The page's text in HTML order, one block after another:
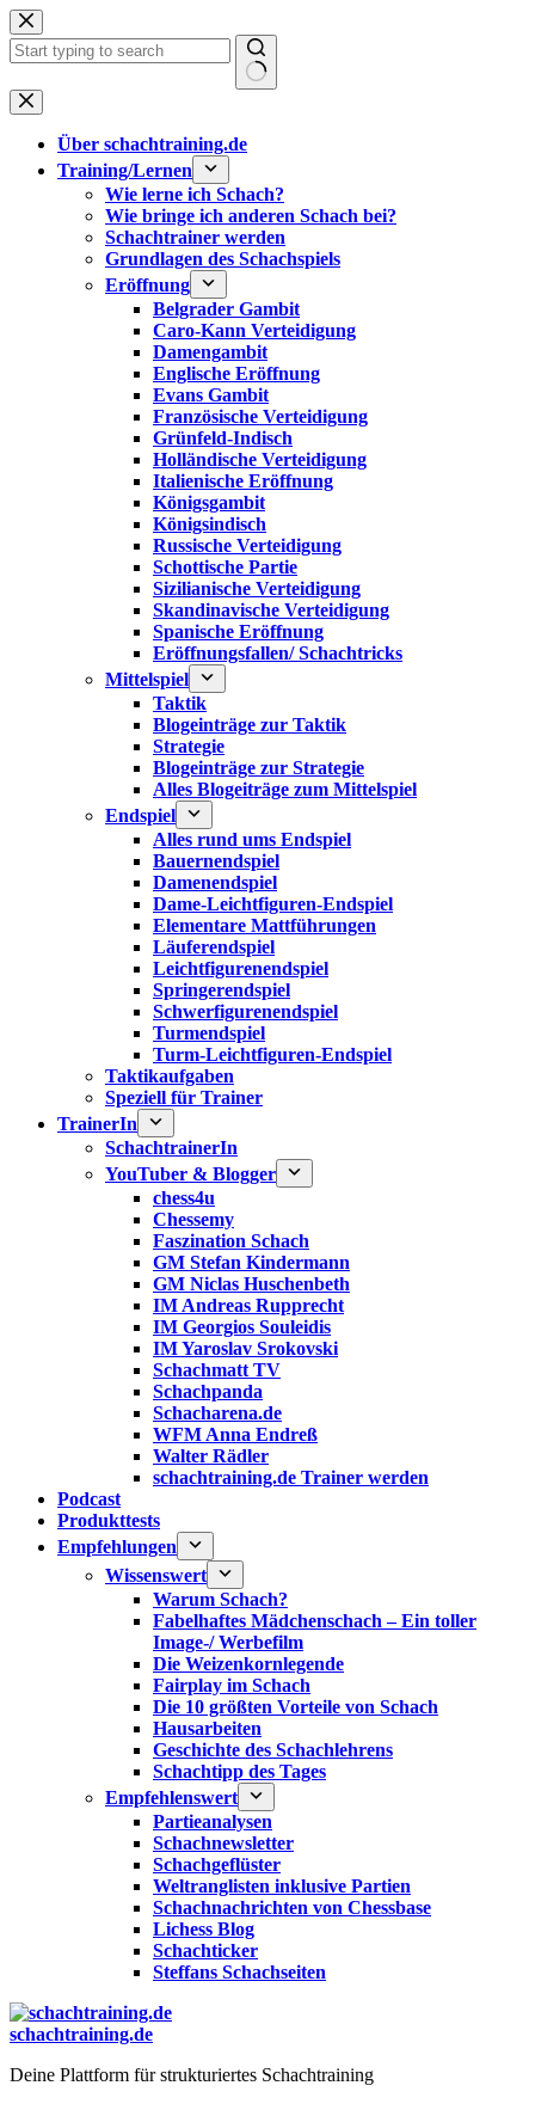
Zum
Inhalt
springen
Keine
Ergebnisse
Über schachtraining.de
Training/Lernen
Wie lerne ich Schach?
Wie bringe ich anderen Schach bei?
Schachtrainer werden
Grundlagen des Schachspiels
Eröffnung
Belgrader Gambit
Caro-Kann Verteidigung
Damengambit
Englische Eröffnung
Evans Gambit
Französische Verteidigung
Grünfeld-Indisch
Holländische Verteidigung
Italienische Eröffnung
Königsgambit
Königsindisch
Russische Verteidigung
Schottische Partie
Sizilianische Verteidigung
Skandinavische Verteidigung
Spanische Eröffnung
Eröffnungsfallen/ Schachtricks
Mittelspiel
Taktik
Blogeinträge zur Taktik
Strategie
Blogeinträge zur Strategie
Alles Blogeiträge zum Mittelspiel
Endspiel
Alles rund ums Endspiel
Bauernendspiel
Damenendspiel
Dame-Leichtfiguren-Endspiel
Elementare Mattführungen
Läuferendspiel
Leichtfigurenendspiel
Springerendspiel
Schwerfigurenendspiel
Turmendspiel
Turm-Leichtfiguren-Endspiel
Taktikaufgaben
Speziell für Trainer
TrainerIn
SchachtrainerIn
YouTuber & Blogger
chess4u
Chessemy
Faszination Schach
GM Stefan Kindermann
GM Niclas Huschenbeth
IM Andreas Rupprecht
IM Georgios Souleidis
IM Yaroslav Srokovski
Schachmatt TV
Schachpanda
Schacharena.de
WFM Anna Endreß
Walter Rädler
schachtraining.de Trainer werden
Podcast
Produkttests
Empfehlungen
Wissenswert
Warum Schach?
Fabelhaftes Mädchenschach – Ein toller
Image-/ Werbefilm
Die Weizenkornlegende
Fairplay im Schach
Die 10 größten Vorteile von Schach‎
Hausarbeiten
Geschichte des Schachlehrens
Schachtipp des Tages
Empfehlenswert
Partieanalysen
Schachnewsletter
Schachgeflüster
Weltranglisten inklusive Partien
Schachnachrichten von Chessbase
Lichess Blog
Schachticker
Steffans Schachseiten
schachtraining.de
Deine Plattform für strukturiertes Schachtraining